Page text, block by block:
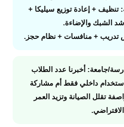
: تنظيف + إعادة توزيع سيليكا +
الشبك والإضاءة.
+ منافسات + نظام حجز.
جامعة: أخبرنا عدد الطلاب
داخلي فقط أم مشاركة
تقلل الصيانة وتزيد العمر
الافتراضي.